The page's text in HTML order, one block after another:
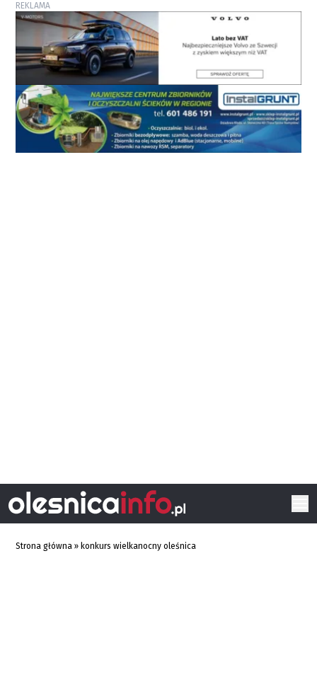
REKLAMA
Strona główna » konkurs wielkanocny oleśnica